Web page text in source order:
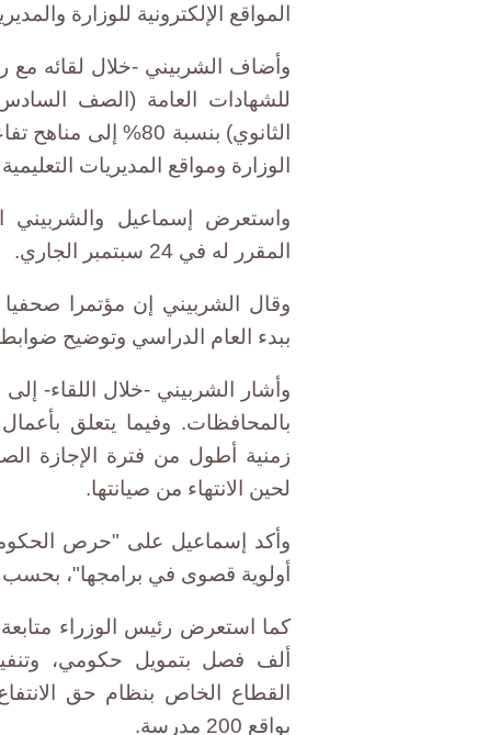
المواقع الإلكترونية للوزارة
وأضاف الشربيني -خلال لقائه مع
للشهادات العامة (الصف السادس
الثانوي) بنسبة
الوزارة ومواقع المديريات
واستعرض إسماعيل والشربيني
المقرر له في 24 سبتمبر الجاري.
وقال الشربيني إن مؤتمرا صحفيا
ببدء العام الدراسي وتوضيح
وأشار الشربيني -خلال اللقاء-
بالمحافظات. وفيما يتعلق
زمنية أطول من فترة الإجازة
لحين الانتهاء من صيانتها.
وأكد إسماعيل على "حرص الحكومة
أولوية قصوى في برامجها"، بحسب
ألف فصل بتمويل حكومي،
بواقع 200 مدرسة.